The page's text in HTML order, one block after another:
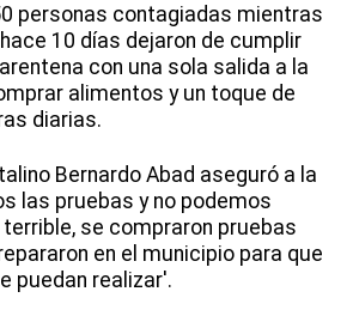
personas contagiadas mientras
10 días dejaron de cumplir
con una sola salida a la
alimentos y un toque de
diarias.
Bernardo Abad aseguró a la
las pruebas y no podemos
se compraron pruebas
en el municipio para que
puedan realizar'.